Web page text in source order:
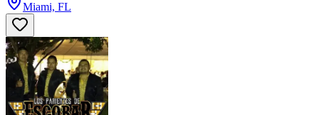
Miami, FL